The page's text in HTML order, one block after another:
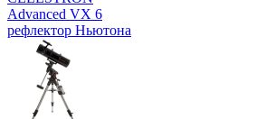
Advanced VX 6
рефлектор Ньютона